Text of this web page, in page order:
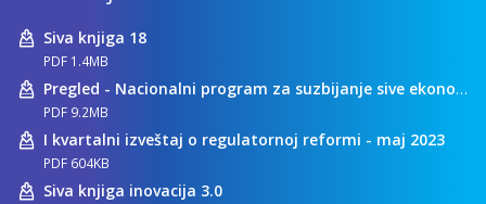
Siva knjiga 18
PDF 1.4MB
Pregled - Nacionalni program za suzbijanje sive ekonomije
PDF 9.2MB
I kvartalni izveštaj o regulatornoj reformi - maj 2023
PDF 604KB
Siva knjiga inovacija 3.0